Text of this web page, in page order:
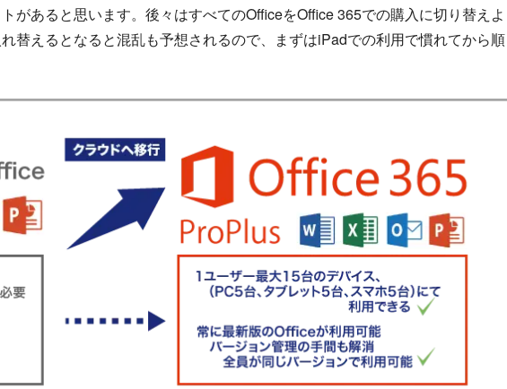
があると思います。後々はすべてのOfficeをOffice 365での購入に切り替えよ
替えるとなると混乱も予想されるので、まずはiPadでの利用で慣れてから順